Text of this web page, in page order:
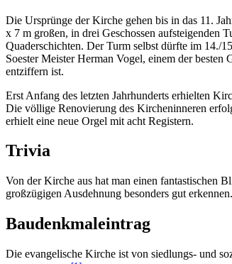
Die Ursprünge der Kirche gehen bis in das 11.
x 7 m großen, in drei Geschossen aufsteigenden
Quaderschichten. Der Turm selbst dürfte im 14./
Soester Meister Herman Vogel, einem der
entziffern ist.
Erst Anfang des letzten Jahrhunderts erhielten
Die völlige Renovierung des Kircheninneren
erhielt eine neue Orgel mit acht Registern.
Trivia
Von der Kirche aus hat man einen fantastischen
großzügigen Ausdehnung besonders gut erkennen.
Baudenkmaleintrag
Die evangelische Kirche ist von siedlungs- und